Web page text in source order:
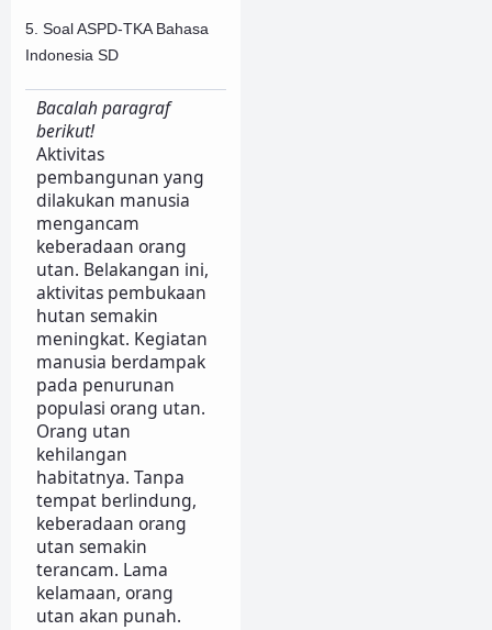
5. Soal ASPD-TKA Bahasa
Indonesia SD
Bacalah paragraf
berikut!
Aktivitas
pembangunan yang
dilakukan manusia
mengancam
keberadaan orang
utan. Belakangan ini,
aktivitas pembukaan
hutan semakin
meningkat. Kegiatan
manusia berdampak
pada penurunan
populasi orang utan.
Orang utan
kehilangan
habitatnya. Tanpa
tempat berlindung,
keberadaan orang
utan semakin
terancam. Lama
kelamaan, orang
utan akan punah.